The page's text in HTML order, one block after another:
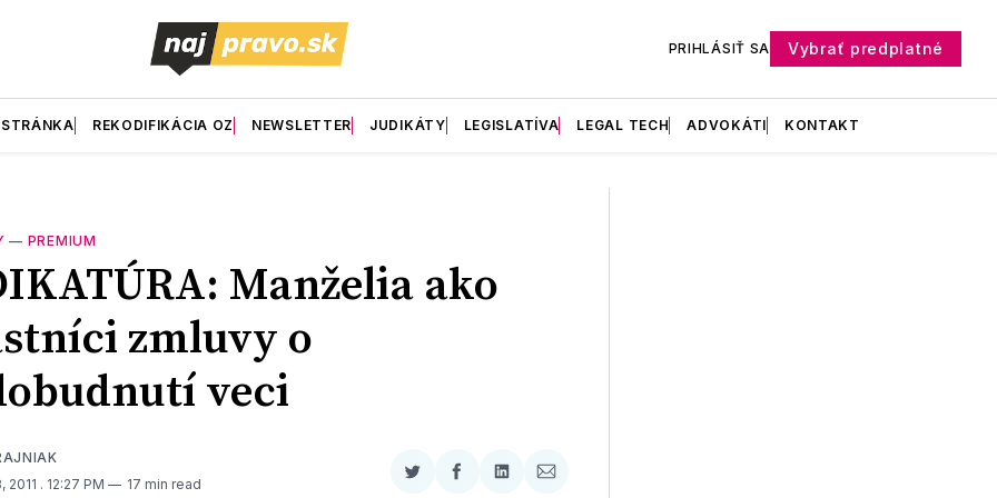
PRIHLÁSIŤ SA Vybrať predplatné
REKODIFIKÁCIA OZ NEWSLETTER JUDIKÁTY LEGISLATÍVA LEGAL TECH ADVOKÁTI KONTAKT
— PREMIUM
Manželia ako
zmluvy o
veci
2011 . 12:27 PM 17 min read
ZdieľaťZdieľaťZdieľaťZdieľať